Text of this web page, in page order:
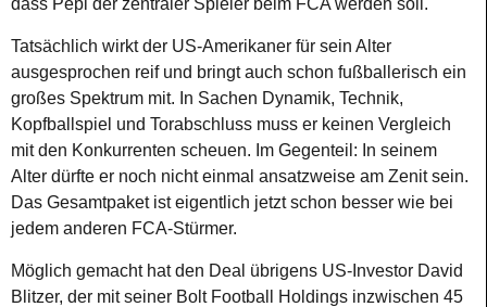
Tatsächlich wirkt der US-Amerikaner für sein Alter
ausgesprochen reif und bringt auch schon fußballerisch ein
großes Spektrum mit. In Sachen Dynamik, Technik,
Kopfballspiel und Torabschluss muss er keinen Vergleich
mit den Konkurrenten scheuen. Im Gegenteil: In seinem
Alter dürfte er noch nicht einmal ansatzweise am Zenit sein.
Das Gesamtpaket ist eigentlich jetzt schon besser wie bei
jedem anderen FCA-Stürmer.
Möglich gemacht hat den Deal übrigens US-Investor David
Blitzer, der mit seiner Bolt Football Holdings inzwischen 45